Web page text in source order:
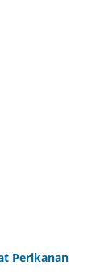
Perikanan